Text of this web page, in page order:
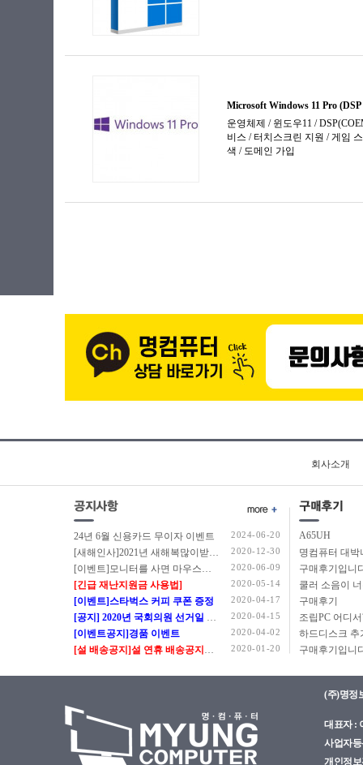
회사소개
24년 6월 신용카드 무이자 이벤트 2024-06-20
[새해인사]2021년 새해복많이받으세요. 2020-12-30
[이벤트]모니터를 사면 마우스를 드립니다. 2020-06-09
[긴급 재난지원금 사용법] 2020-05-14
[이벤트]스타벅스 커피 쿠폰 증정 2020-04-17
[공지] 2020년 국회의원 선거일 정상근무 안내 2020-04-15
[이벤트공지]경품 이벤트 2020-04-02
[설 배송공지]설 연휴 배송공지입니다. 2020-01-20
A65UH
구매후기입니
쿨러 소음이
구매후기
구매후기입니
(주)명정
대표자 :
사업자등
개인정